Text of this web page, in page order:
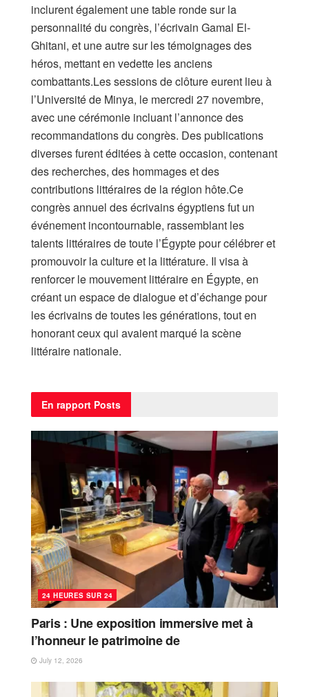
inclurent également une table ronde sur la
personnalité du congrès, l’écrivain Gamal El-
Ghitani, et une autre sur les témoignages des
héros, mettant en vedette les anciens
combattants.Les sessions de clôture eurent lieu à
l’Université de Minya, le mercredi 27 novembre,
avec une cérémonie incluant l’annonce des
recommandations du congrès. Des publications
diverses furent éditées à cette occasion, contenant
des recherches, des hommages et des
contributions littéraires de la région hôte.Ce
congrès annuel des écrivains égyptiens fut un
événement incontournable, rassemblant les
talents littéraires de toute l’Égypte pour célébrer et
promouvoir la culture et la littérature. Il visa à
renforcer le mouvement littéraire en Égypte, en
créant un espace de dialogue et d’échange pour
les écrivains de toutes les générations, tout en
honorant ceux qui avaient marqué la scène
littéraire nationale.
En rapport Posts
24 HEURES SUR 24
Paris : Une exposition immersive met à
l’honneur le patrimoine de
July 12, 2026